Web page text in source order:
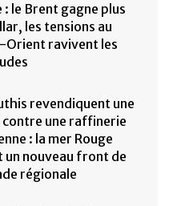
: le Brent gagne plus
les tensions au
Orient ravivent les
revendiquent une
une raffinerie
: la mer Rouge
un nouveau front de
régionale